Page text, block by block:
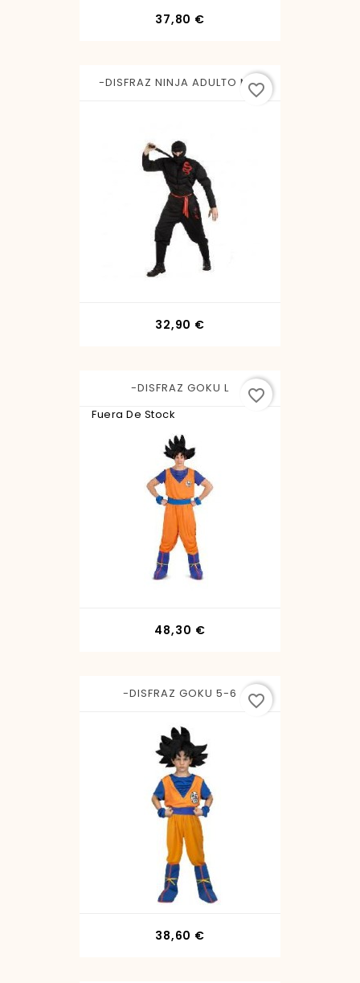
37,80 €
-DISFRAZ NINJA ADULTO M-L
32,90 €
favorite_border
-DISFRAZ GOKU L
Fuera De Stock
48,30 €Precio
favorite_border
-DISFRAZ GOKU 5-6
38,60 €
favorite_border